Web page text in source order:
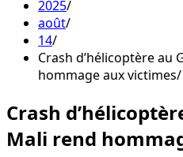
2025
août
14
Crash d’hélicoptère au
hommage aux victimes
Crash
Mali rend